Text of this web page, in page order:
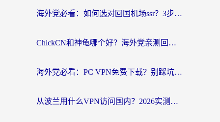
海外党必看：如何选对回国机场ssr？3步解决国内资源访问难题
ChickCN和神龟哪个好？海外党亲测回国加速器的实用攻略
海外党必看：PC VPN免费下载？别踩坑！3步选对回国加速器无缝刷国内资源
从波兰用什么VPN访问国内？2026实测有效的无缝回国方案